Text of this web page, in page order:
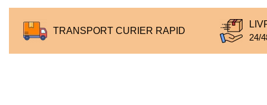
TRANSPORT CURIER RAPID
24/